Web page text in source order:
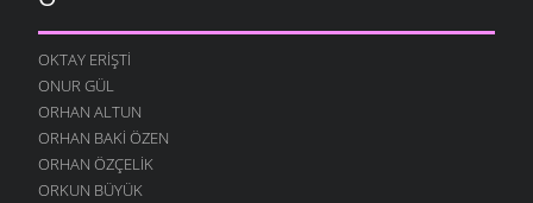
NE KÖYÜ TANIR, NE DE KÜLTÜRÜNÜ
13 OCAK 2009
DINLE BENI OĞULCAN
11 OCAK 2009
FILISTIN İÇIN UYAN
7 OCAK 2009
OKTAY ERIŞTI
ONUR GÜL
ORHAN ALTUN
ORHAN BAKI ÖZEN
ORHAN ÖZÇELIK
ORKUN BÜYÜK